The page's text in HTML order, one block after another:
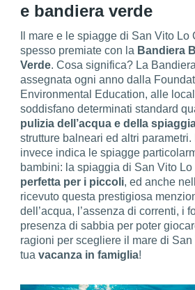
e bandiera verde
Il mare e le spiagge di San Vito Lo
spesso premiate con la Bandiera
Verde. Cosa significa? La
assegnata ogni anno dalla
Environmental Education, alle
soddisfano determinati standard
pulizia dell’acqua e della
strutture balneari ed altri
invece indica le spiagge
bambini: la spiaggia di San Vito
perfetta per i piccoli, ed anche
ricevuto questa prestigiosa
dell’acqua, l’assenza di correnti, i
presenza di sabbia per poter
ragioni per scegliere il mare di
tuavacanza in famiglia!